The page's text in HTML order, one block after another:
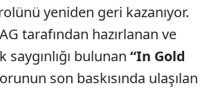
yeniden geri kazanıyor.
tarafından hazırlanan ve
bulunan “In Gold
son baskısında ulaşılan